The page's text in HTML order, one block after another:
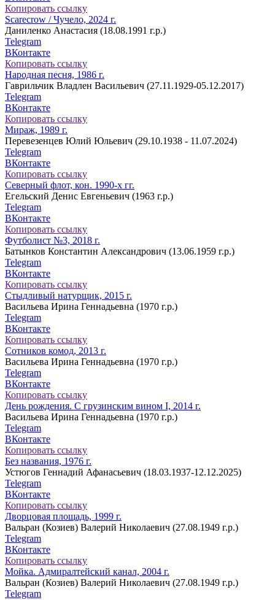
Копировать ссылку
Scarecrow / Чучело, 2024 г.
Даниленко Анастасия (18.08.1991 г.р.)
Telegram
ВКонтакте
Копировать ссылку
Народная песня, 1986 г.
Гаврильчик Владлен Васильевич (27.11.1929-05.12.2017)
Telegram
ВКонтакте
Копировать ссылку
Мираж, 1989 г.
Перевезенцев Юлий Юльевич (29.10.1938 - 11.07.2024)
Telegram
ВКонтакте
Копировать ссылку
Северный флот, кон. 1990-х гг.
Егельский Денис Евгеньевич (1963 г.р.)
Telegram
ВКонтакте
Копировать ссылку
Футболист №3, 2018 г.
Батынков Константин Александрович (13.06.1959 г.р.)
Telegram
ВКонтакте
Копировать ссылку
Стыдливый натурщик, 2015 г.
Васильева Ирина Геннадьевна (1970 г.р.)
Telegram
ВКонтакте
Копировать ссылку
Сотников комод, 2013 г.
Васильева Ирина Геннадьевна (1970 г.р.)
Telegram
ВКонтакте
Копировать ссылку
День рождения. С грузинским вином I, 2014 г.
Васильева Ирина Геннадьевна (1970 г.р.)
Telegram
ВКонтакте
Копировать ссылку
Без названия, 1976 г.
Устюгов Геннадий Афанасьевич (18.03.1937-12.12.2025)
Telegram
ВКонтакте
Копировать ссылку
Дворцовая площадь, 1999 г.
Вальран (Козиев) Валерий Николаевич (27.08.1949 г.р.)
Telegram
ВКонтакте
Копировать ссылку
Мойка. Адмиралтейский канал, 2004 г.
Вальран (Козиев) Валерий Николаевич (27.08.1949 г.р.)
Telegram